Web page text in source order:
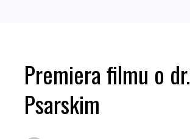
Premiera filmu o dr.
Psarskim